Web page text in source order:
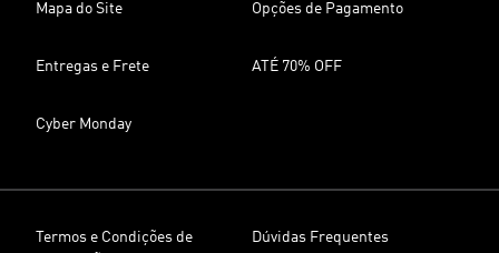
Mapa do Site Opções de Pagamento
Entregas e Frete ATÉ 70% OFF
Cyber Monday
Termos e Condições de
Dúvidas Frequentes